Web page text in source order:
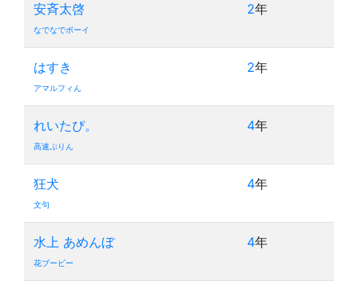
安斉太啓
なでなでボーイ
2年
はすき
アマルフィん
2年
れいたぴ。
高速ぷりん
4年
狂犬
文句
4年
水上 あめんぼ
花ブービー
4年